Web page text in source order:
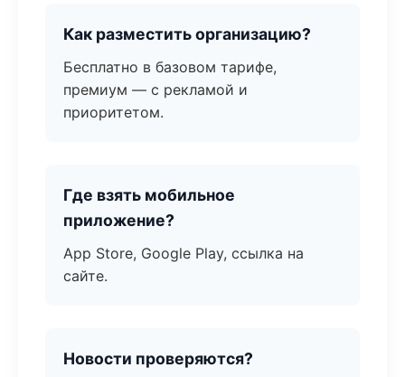
Как разместить организацию?
Бесплатно в базовом тарифе,
премиум — с рекламой и
приоритетом.
Где взять мобильное
приложение?
App Store, Google Play, ссылка на
сайте.
Новости проверяются?